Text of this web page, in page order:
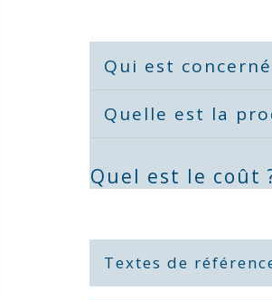
Qui est concerné
Quelle est la
Quel est le coût
Textes de